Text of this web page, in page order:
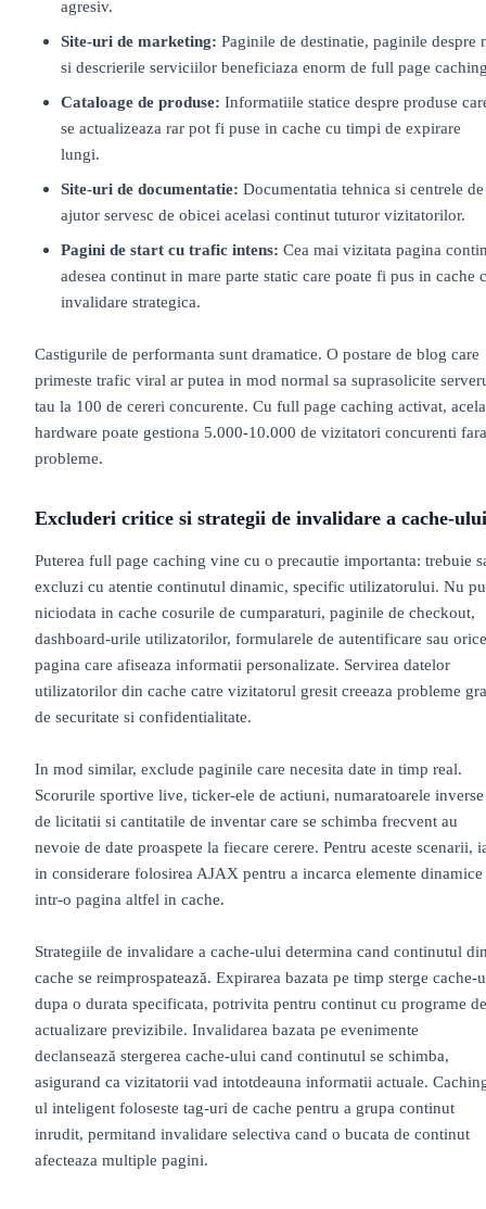
agresiv.
Site-uri de marketing: Paginile de destinatie, paginile despre
si descrierile serviciilor beneficiaza enorm de full page
Cataloage de produse: Informatiile statice despre produse
se actualizeaza rar pot fi puse in cache cu timpi de expirare
lungi.
Site-uri de documentatie: Documentatia tehnica si centrele de
ajutor servesc de obicei acelasi continut tuturor vizitatorilor.
Pagini de start cu trafic intens: Cea mai vizitata pagina
adesea continut in mare parte static care poate fi pus in cache
invalidare strategica.
Castigurile de performanta sunt dramatice. O postare de blog care
primeste trafic viral ar putea in mod normal sa suprasolicite
tau la 100 de cereri concurente. Cu full page caching activat,
hardware poate gestiona 5.000-10.000 de vizitatori concurenti fara
probleme.
Excluderi critice si strategii de invalidare a cache-ului
Puterea full page caching vine cu o precautie importanta: trebuie
excluzi cu atentie continutul dinamic, specific utilizatorului. Nu
niciodata in cache cosurile de cumparaturi, paginile de checkout,
dashboard-urile utilizatorilor, formularele de autentificare sau orice
pagina care afiseaza informatii personalizate. Servirea datelor
utilizatorilor din cache catre vizitatorul gresit creeaza probleme
de securitate si confidentialitate.
In mod similar, exclude paginile care necesita date in timp real.
Scorurile sportive live, ticker-ele de actiuni, numaratoarele inverse
de licitatii si cantitatile de inventar care se schimba frecvent au
nevoie de date proaspete la fiecare cerere. Pentru aceste scenarii,
in considerare folosirea AJAX pentru a incarca elemente dinamice
intr-o pagina altfel in cache.
Strategiile de invalidare a cache-ului determina cand continutul
cache se reimprospatează. Expirarea bazata pe timp sterge cache-
dupa o durata specificata, potrivita pentru continut cu programe de
actualizare previzibile. Invalidarea bazata pe evenimente
declansează stergerea cache-ului cand continutul se schimba,
asigurand ca vizitatorii vad intotdeauna informatii actuale.
ul inteligent foloseste tag-uri de cache pentru a grupa continut
inrudit, permitand invalidare selectiva cand o bucata de continut
afecteaza multiple pagini.